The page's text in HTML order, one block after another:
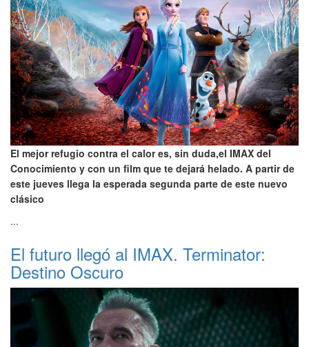
El mejor refugio contra el calor es, sin duda,el IMAX del
Conocimiento y con un film que te dejará helado. A partir de
este jueves llega la esperada segunda parte de este nuevo
clásico
...
El futuro llegó al IMAX. Terminator:
Destino Oscuro